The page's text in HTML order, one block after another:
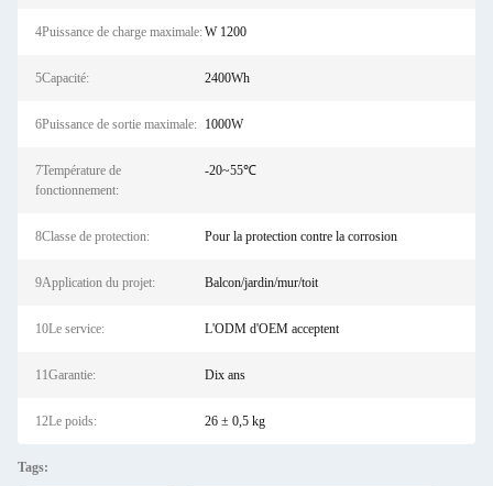
4Puissance de charge maximale:W 1200
5Capacité: 2400Wh
6Puissance de sortie maximale: 1000W
7Température de
fonctionnement:
-20~55℃
8Classe de protection: Pour la protection contre la corrosion
9Application du projet: Balcon/jardin/mur/toit
10Le service: L'ODM d'OEM acceptent
11Garantie: Dix ans
12Le poids: 26 ± 0,5 kg
Tags: